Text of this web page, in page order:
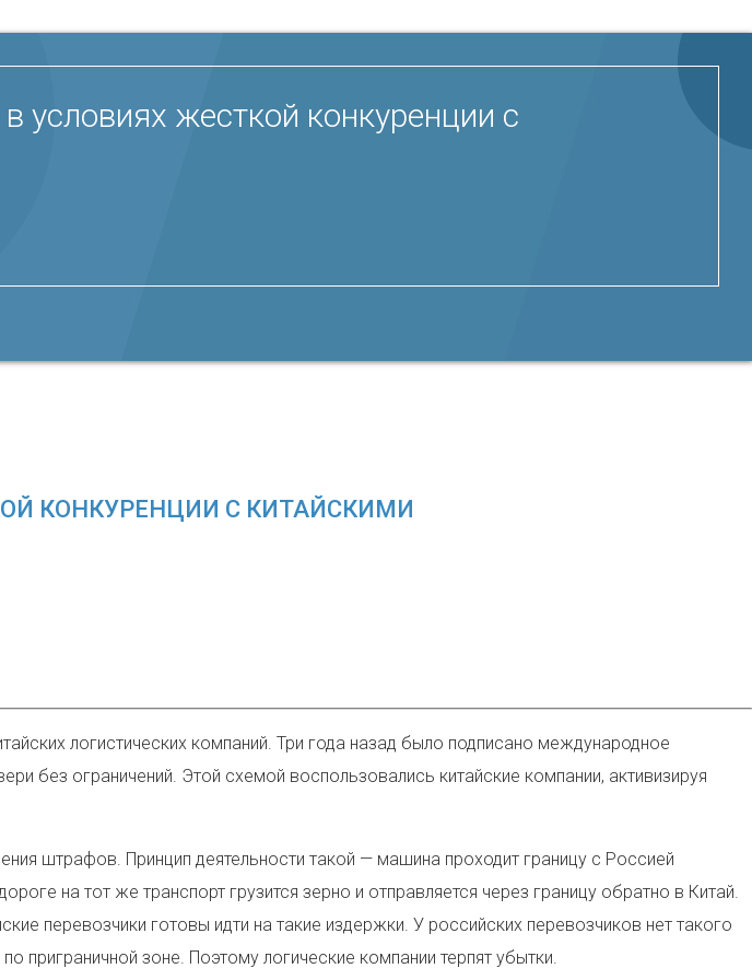
условиях жесткой конкуренции с
КОНКУРЕНЦИИ С КИТАЙСКИМИ
логистических компаний. Три года назад было подписано международное
без ограничений. Этой схемой воспользовались китайские компании, активизируя
штрафов. Принцип деятельности такой — машина проходит границу с Россией
на тот же транспорт грузится зерно и отправляется через границу обратно в Китай.
перевозчики готовы идти на такие издержки. У российских перевозчиков нет такого
приграничной зоне. Поэтому логические компании терпят убытки.